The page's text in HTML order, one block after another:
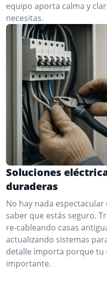
equipo aporta calma y
necesitas.
Soluciones
duraderas
No hay nada
saber que estás seguro.
re-cableando casas
actualizando sistemas
detalle importa porque tu
importante.